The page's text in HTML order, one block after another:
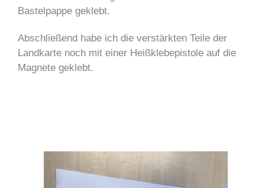
Bastelpappe geklebt.
Abschließend habe ich die verstärkten Teile der
Landkarte noch mit einer Heißklebepistole auf die
Magnete geklebt.